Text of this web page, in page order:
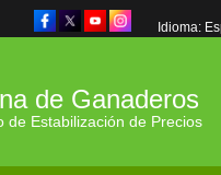
Idioma:
de Ganaderos
de Estabilización de Precios